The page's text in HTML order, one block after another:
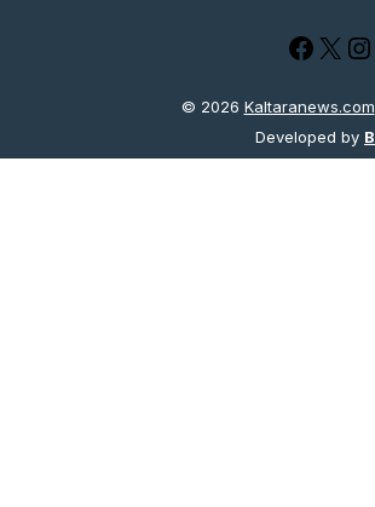
X
© 2026 Kaltaranews.com
Developed by